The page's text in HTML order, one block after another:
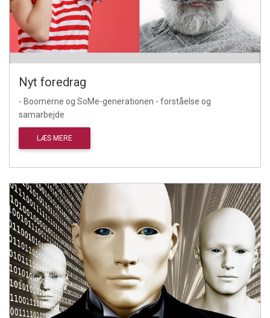
Nyt foredrag
- Boomerne og SoMe-generationen - forståelse og
samarbejde
LÆS MERE